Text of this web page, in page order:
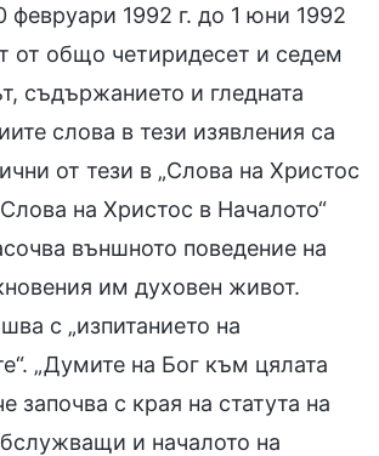
февруари 1992 г. до 1 юни 1992
от общо четиридесет и седем
съдържанието и гледната
слова в тези изявления са
от тези в „Слова на Христос
на Христос в Началото“
външното поведение на
им духовен живот.
с „изпитанието на
„Думите на Бог към цялата
започва с края на статута на
и началото на